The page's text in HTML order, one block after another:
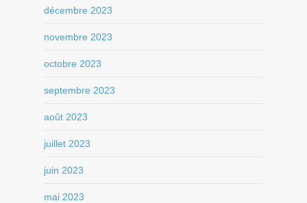
décembre 2023
novembre 2023
octobre 2023
septembre 2023
août 2023
juillet 2023
juin 2023
mai 2023